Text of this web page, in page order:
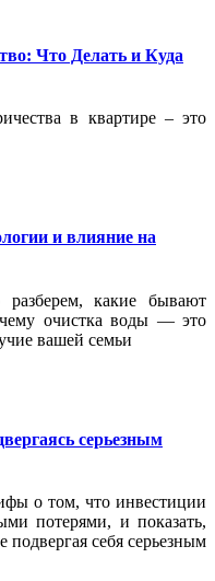
Что Делать и Куда
в квартире – это
и влияние на
какие бывают
очистка воды — это
вашей семьи
серьезным
о том, что инвестиции
потерями, и показать,
подвергая себя серьезным